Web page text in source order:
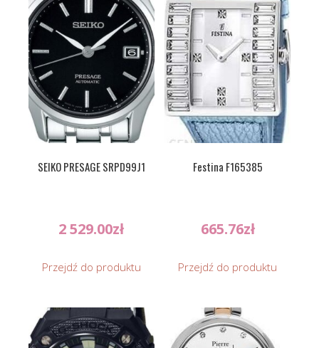
SEIKO PRESAGE SRPD99J1
2 529.00zł
Przejdź do produktu
Festina F165385
665.76zł
Przejdź do produktu